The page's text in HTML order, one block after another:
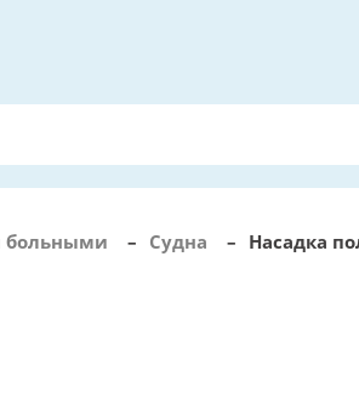
больными – Судна – Насадка